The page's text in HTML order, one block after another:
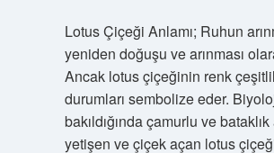
Lotus Çiçeği Anlamı; Ruhun
yeniden doğuşu ve arınması
Ancak lotus çiçeğinin renk
durumları sembolize eder.
bakıldığında çamurlu ve
yetişen ve çiçek açan lotus